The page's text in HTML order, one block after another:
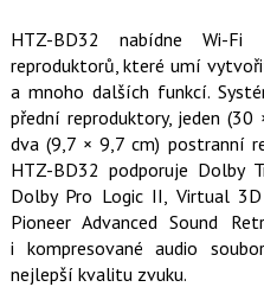
HTZ-BD32 nabídne Wi-Fi
reproduktorů, které umí
a mnoho dalších funkcí.
přední reproduktory, jeden
dva (9,7 × 9,7 cm) postranní
HTZ-BD32 podporuje Dolby
Dolby Pro Logic II, Virtual
Pioneer Advanced Sound
i kompresované audio
nejlepší kvalitu zvuku.